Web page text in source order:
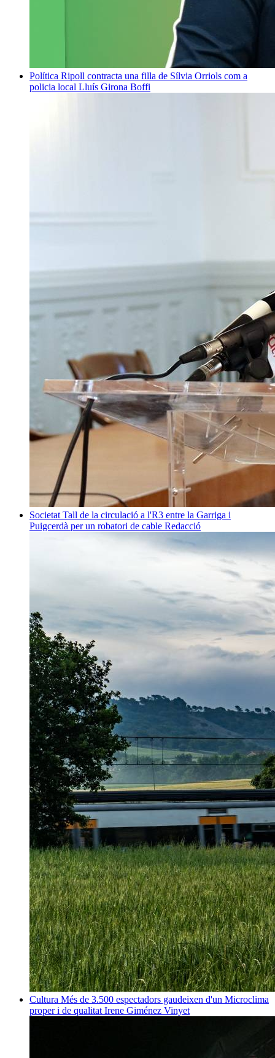
Política Ripoll contracta una filla de Sílvia Orriols com a
policia local Lluís Girona Boffi
Societat Tall de la circulació a l'R3 entre la Garriga i
Puigcerdà per un robatori de cable Redacció
Cultura Més de 3.500 espectadors gaudeixen d'un Microclima
proper i de qualitat Irene Giménez Vinyet